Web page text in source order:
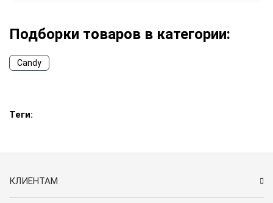
Подборки товаров в категории:
Candy
Теги:
КЛИЕНТАМ